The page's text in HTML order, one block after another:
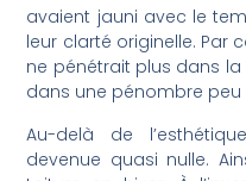
avaient jauni avec le
leur clarté originelle. Par
ne pénétrait plus dans
dans une pénombre peu
Au-delà de
devenue quasi nulle.